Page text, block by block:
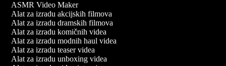
ASMR Video Maker
Alat za izradu akcijskih filmova
Alat za izradu dramskih filmova
Alat za izradu komičnih videa
Alat za izradu modnih haul videa
Alat za izradu teaser videa
Alat za izradu unboxing videa